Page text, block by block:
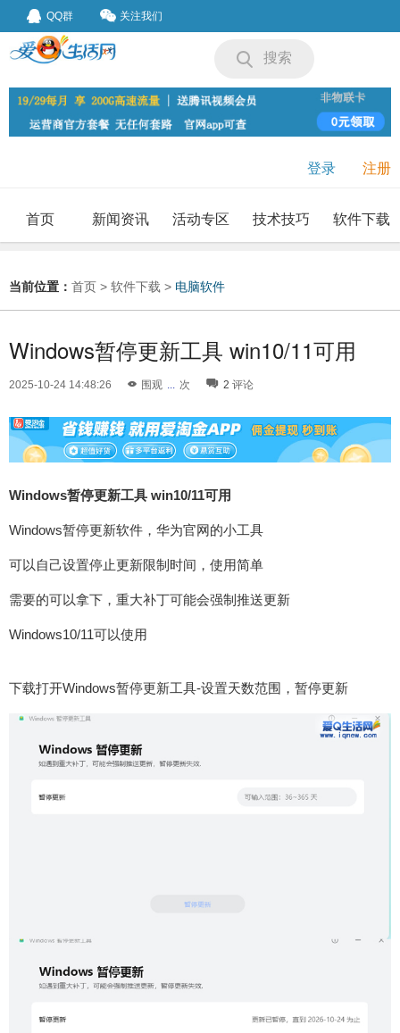
QQ群 关注我们
搜索
登录 注册
首页 新闻资讯 活动专区 技术技巧 软件下载
当前位置： 首页 > 软件下载 > 电脑软件
Windows暂停更新工具 win10/11可用
2025-10-24 14:48:26 围观 ... 次 2 评论
Windows暂停更新工具 win10/11可用
Windows暂停更新软件，华为官网的小工具
可以自己设置停止更新限制时间，使用简单
需要的可以拿下，重大补丁可能会强制推送更新
Windows10/11可以使用
下载打开Windows暂停更新工具-设置天数范围，暂停更新